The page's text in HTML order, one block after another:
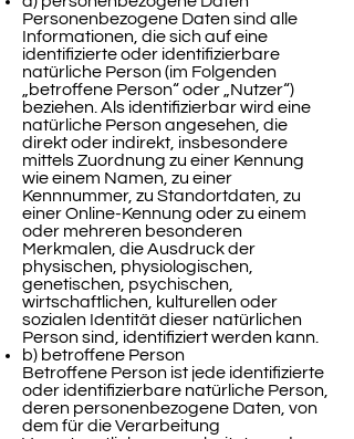
Personenbezogene Daten sind alle
Informationen, die sich auf eine
identifizierte oder identifizierbare
natürliche Person (im Folgenden
„betroffene Person“ oder „Nutzer“)
beziehen. Als identifizierbar wird eine
natürliche Person angesehen, die
direkt oder indirekt, insbesondere
mittels Zuordnung zu einer Kennung
wie einem Namen, zu einer
Kennnummer, zu Standortdaten, zu
einer Online-Kennung oder zu einem
oder mehreren besonderen
Merkmalen, die Ausdruck der
physischen, physiologischen,
genetischen, psychischen,
wirtschaftlichen, kulturellen oder
sozialen Identität dieser natürlichen
Person sind, identifiziert werden kann.
b) betroffene Person
Betroffene Person ist jede identifizierte
oder identifizierbare natürliche Person,
deren personenbezogene Daten, von
dem für die Verarbeitung